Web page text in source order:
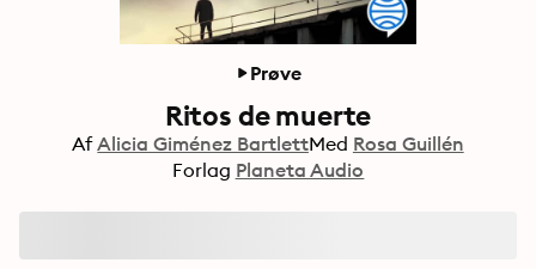
Prøve
Ritos de muerte
Af Alicia Giménez BartlettMed Rosa Guillén
Forlag Planeta Audio